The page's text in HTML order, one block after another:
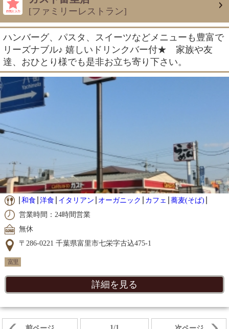
[ファミリーレストラン]
ハンバーグ、パスタ、スイーツなどメニューも豊富で
リーズナブル♪ 嬉しいドリンクバー付★ 家族や友
達、おひとり様でも是非お立ち寄り下さい。
和食 洋食 イタリアン オーガニック カフェ
蕎麦(そば)
営業時間：24時間営業
無休
〒286-0221 千葉県富里市七栄字古込475-1
富里
詳細を見る